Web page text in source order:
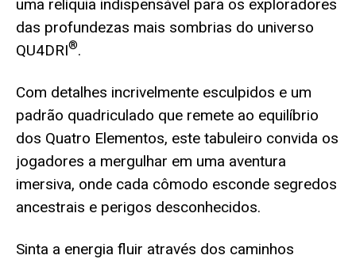
uma relíquia indispensável para os exploradores
das profundezas mais sombrias do universo
QU4DRI®.
Com detalhes incrivelmente esculpidos e um
padrão quadriculado que remete ao equilíbrio
dos Quatro Elementos, este tabuleiro convida os
jogadores a mergulhar em uma aventura
imersiva, onde cada cômodo esconde segredos
ancestrais e perigos desconhecidos.
Sinta a energia fluir através dos caminhos